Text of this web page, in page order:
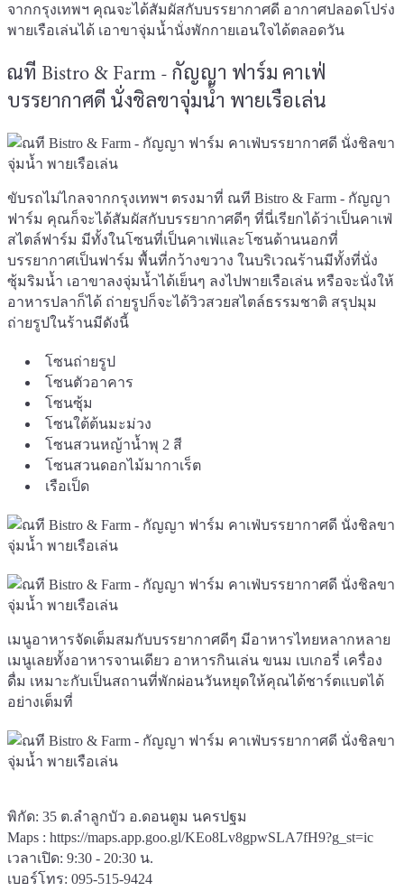
จากกรุงเทพฯ คุณจะได้สัมผัสกับบรรยากาศดี อากาศปลอดโปร่ง
พายเรือเล่นได้ เอาขาจุ่มน้ำนั่งพักกายเอนใจได้ตลอดวัน
ณที Bistro & Farm - กัญญา ฟาร์ม คาเฟ่
บรรยากาศดี นั่งชิลขาจุ่มน้ำ พายเรือเล่น
ขับรถไม่ไกลจากกรุงเทพฯ ตรงมาที่ ณที Bistro & Farm - กัญญา
ฟาร์ม คุณก็จะได้สัมผัสกับบรรยากาศดีๆ ที่นี่เรียกได้ว่าเป็นคาเฟ่
สไตล์ฟาร์ม มีทั้งในโซนที่เป็นคาเฟ่และโซนด้านนอกที่
บรรยากาศเป็นฟาร์ม พื้นที่กว้างขวาง ในบริเวณร้านมีทั้งที่นั่ง
ซุ้มริมน้ำ เอาขาลงจุ่มน้ำได้เย็นๆ ลงไปพายเรือเล่น หรือจะนั่งให้
อาหารปลาก็ได้ ถ่ายรูปก็จะได้วิวสวยสไตล์ธรรมชาติ สรุปมุม
ถ่ายรูปในร้านมีดังนี้
โซนถ่ายรูป
โซนตัวอาคาร
โซนซุ้ม
โซนใต้ต้นมะม่วง
โซนสวนหญ้าน้ำพุ 2 สี
โซนสวนดอกไม้มากาเร็ต
เรือเป็ด
เมนูอาหารจัดเต็มสมกับบรรยากาศดีๆ มีอาหารไทยหลากหลาย
เมนูเลยทั้งอาหารจานเดียว อาหารกินเล่น ขนม เบเกอรี่ เครื่อง
ดื่ม เหมาะกับเป็นสถานที่พักผ่อนวันหยุดให้คุณได้ชาร์ตแบตได้
อย่างเต็มที่
พิกัด: 35 ต.ลำลูกบัว อ.ดอนตูม นครปฐม
Maps : https://maps.app.goo.gl/KEo8Lv8gpwSLA7fH9?g_st=ic
เวลาเปิด: 9:30 - 20:30 น.
เบอร์โทร: 095-515-9424